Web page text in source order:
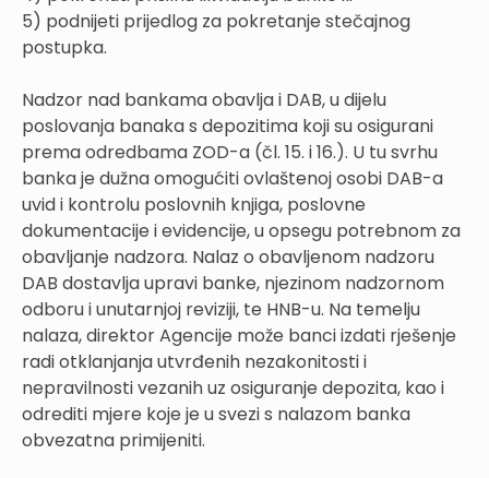
5) podnijeti prijedlog za pokretanje stečajnog
postupka.
Nadzor nad bankama obavlja i DAB, u dijelu
poslovanja banaka s depozitima koji su osigurani
prema odredbama ZOD-a (čl. 15. i 16.). U tu svrhu
banka je dužna omogućiti ovlaštenoj osobi DAB-a
uvid i kontrolu poslovnih knjiga, poslovne
dokumentacije i evidencije, u opsegu potrebnom za
obavljanje nadzora. Nalaz o obavljenom nadzoru
DAB dostavlja upravi banke, njezinom nadzornom
odboru i unutarnjoj reviziji, te HNB-u. Na temelju
nalaza, direktor Agencije može banci izdati rješenje
radi otklanjanja utvrđenih nezakonitosti i
nepravilnosti vezanih uz osiguranje depozita, kao i
odrediti mjere koje je u svezi s nalazom banka
obvezatna primijeniti.